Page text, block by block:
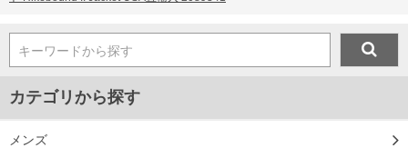
キーワードから探す
カテゴリから探す
メンズ